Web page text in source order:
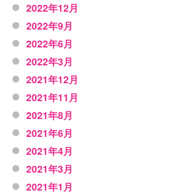
2022年12月
2022年9月
2022年6月
2022年3月
2021年12月
2021年11月
2021年8月
2021年6月
2021年4月
2021年3月
2021年1月